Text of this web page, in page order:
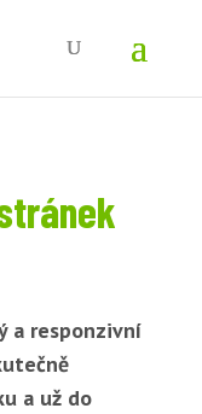
a responzivní
a už do